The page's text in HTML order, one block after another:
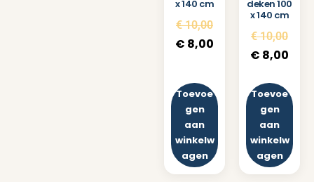
x 140 cm
€10,00
€ 8,00
Toevoe
gen
aan
winkelw
agen
deken 100
x 140 cm
€10,00
€ 8,00
Toevoe
gen
aan
winkelw
agen